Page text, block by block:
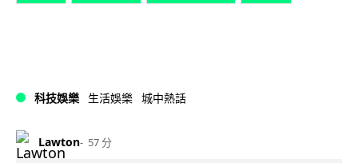
科技娛樂 生活娛樂 城中熱話
Lawton 57 分